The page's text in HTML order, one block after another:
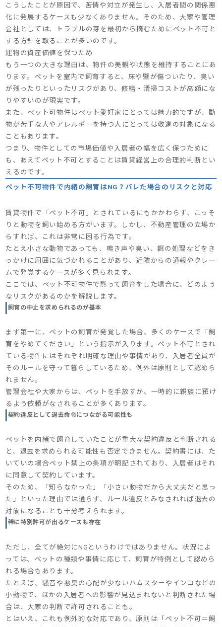
こうしたことが原因で、苦情や対立が発生し、入居者間の関係悪
化に発展するケースも少なくありません。そのため、大家や管理
会社としては、トラブルの芽を最初から摘むためにペット不可と
する方針を取ることが多いのです。
建物の資産価値を保つため
もう一つの大きな理由は、物件の美観や状態を維持することにあ
ります。ペットを室内で飼育すると、床や壁が傷ついたり、臭い
が残ったりといったリスクがあり、修繕・清掃コストが高額にな
りやすいのが現実です。
また、ペット可物件はペット愛好家にとっては魅力的ですが、動
物が苦手な人やアレルギーを持つ人にとっては敬遠の対象になる
こともあります。
つまり、物件としての市場価値や入居者の幅を広く保つために
も、あえてペット不可とすることは賃貸経営上の合理的判断とい
えるのです。
ペット不可物件で内緒の飼育はNG？バレた場合のリスクと対応
賃貸物件で「ペット不可」とされているにもかかわらず、こっそ
りと動物を飼い始める方がいます。しかし、不動産管理の立場か
らすれば、これは非常に困る行為です。
たとえ小さな動物であっても、鳴き声や臭い、餌の処理などをき
っかけに周囲に気づかれることがあり、近隣からの通報やクレー
ムで発覚するケースが多く見られます。
ここでは、ペット不可物件で黙って飼育をした場合に、どのよう
なリスクがあるのかを解説します。
飼育の中止を求められるのが基本
まず第一に、ペットの飼育が発覚した場合、多くのケースで「飼
育をやめてください」という指示が入ります。ペット不可とされ
ている物件にはそれぞれ明確な理由や事情があり、入居者全員が
そのルールを守って暮らしているため、例外は原則として認めら
れません。
管理会社や大家からは、ペットを手放すか、一時的に親族に預け
るよう依頼がなされることが多くあります。
契約違反として退去命令につながる可能性も
ペットを内緒で飼育していたことが重大な契約違反と判断される
と、退去を求められる可能性も否定できません。契約書には、た
いていの場合ペット禁止の条項が明記されており、入居者はそれ
に同意して契約しています。
そのため、「知らなかった」「小さい動物だから大丈夫だと思っ
た」といった理由では通らず、ルール違反とみなされれば退去の
対象になることも十分考えられます。
稀に特別許可が出るケースも存在
ただし、全てが絶対にNGというわけではありません。状況によ
っては、ペットの種類や事情に応じて、飼育が特例として認めら
れる場合もあります。
たとえば、騒音や悪臭の心配が少ないハムスターやインコなどの
小動物で、ほかの入居者への影響が見込まれないと判断された場
合は、大家の判断で許可されることも。
とはいえ、これも例外的な対応であり、原則は「ペット不可＝飼